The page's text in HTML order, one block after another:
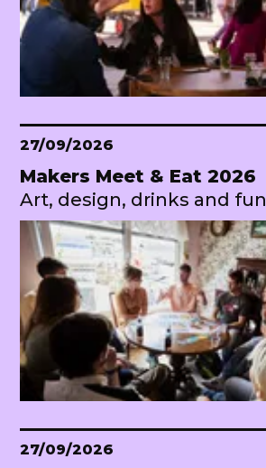
27/09/2026
Makers Meet & Eat 2026
Art, design, drinks and fun
27/09/2026